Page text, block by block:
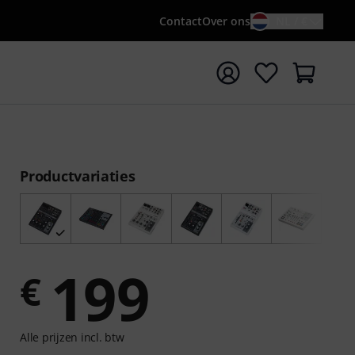
ContactOver ons
zoekterm {searchTerm}
Productvariaties
€ 199
Alle prijzen incl. btw